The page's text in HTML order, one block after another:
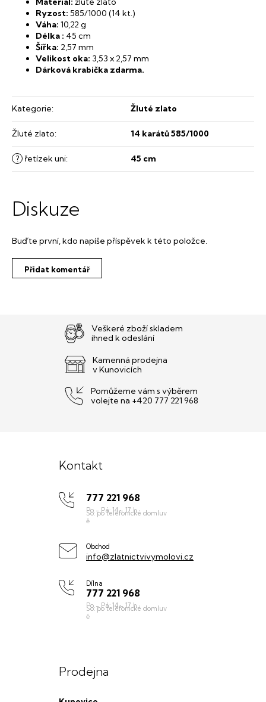
Ryzost: 585/1000 (14 kt.)
Váha: 10,22 g
Délka : 45 cm
Šířka: 2,57 mm
Velikost oka: 3,53 x 2,57 mm
Dárková krabička zdarma.
Kategorie: Žluté zlato
Žluté zlato: 14 karátů 585/1000
? řetízek uni: 45 cm
Diskuze
Buďte první, kdo napíše příspěvek k této položce.
Přidat komentář
Veškeré zboží skladem
ihned k odeslání
Kamenná prodejna
v Kunovicích
Pomůžeme vám s výběrem
volejte na +420 777 221 968
Kontakt
777 221 968
Obchod
info@zlatnictvivymolovi.cz
Dílna
777 221 968
Prodejna